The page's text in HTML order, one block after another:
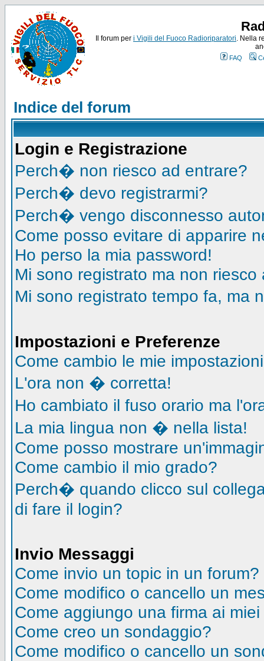
Il forum per i Vigili del Fuoco Radioriparatori. Nella
FAQ
Indice del forum
Login e Registrazione
Perch� non riesco ad entrare?
Perch� devo registrarmi?
Perch� vengo disconnesso
Come posso evitare di apparire
Ho perso la mia password!
Mi sono registrato ma non riesco
Mi sono registrato tempo fa, ma
Impostazioni e Preferenze
Come cambio le mie
L'ora non � corretta!
Ho cambiato il fuso orario ma
La mia lingua non � nella lista!
Come posso mostrare
Come cambio il mio grado?
Perch� quando clicco sul
di fare il login?
Invio Messaggi
Come invio un topic in un forum?
Come modifico o cancello un
Come aggiungo una firma ai
Come creo un sondaggio?
Come modifico o cancello un